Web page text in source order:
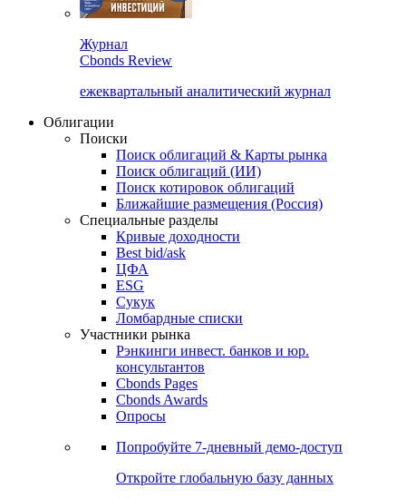
Cbonds Review
ежеквартальный аналитический журнал
Облигации
Поиски
Поиск облигаций & Карты рынка
Поиск облигаций (ИИ)
Поиск котировок облигаций
Ближайшие размещения (Россия)
Специальные разделы
Кривые доходности
Best bid/ask
ЦФА
ESG
Сукук
Ломбардные списки
Участники рынка
Рэнкинги инвест. банков и юр.
Cbonds Pages
Опросы